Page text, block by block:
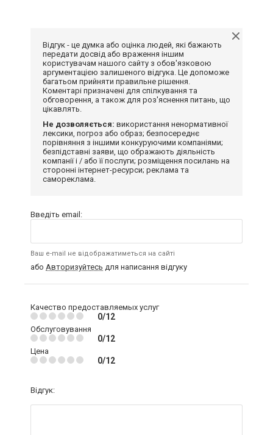
Відгук - це думка або оцінка людей, які бажають
передати досвід або враження іншим
користувачам нашого сайту з обов'язковою
аргументацією залишеного відгука. Це допоможе
багатьом прийняти правильне рішення.
Коментарі призначені для спілкування та
обговорення, а також для роз'яснення питань, що
цікавлять.
Не дозволяється: використання ненормативної
лексики, погроз або образ; безпосереднє
порівняння з іншими конкуруючими компаніями;
безпідставні заяви, що ображають діяльність
компанії і / або її послуги; розміщення посилань на
сторонні інтернет-ресурси; реклама та
самореклама.
Введіть email:
Ваш e-mail не відображатиметься на сайті
або Авторизуйтесь для написання відгуку
Качество предоставляемых услуг
0/12
Обслуговування
0/12
Цена
0/12
Відгук: